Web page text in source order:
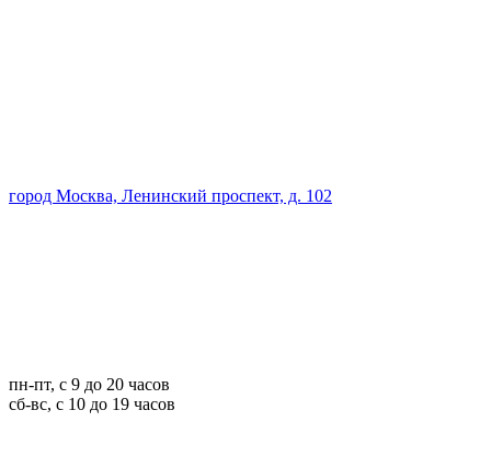
город Москва, Ленинский проспект, д. 102
пн-пт, с 9 до 20 часов
сб-вс, с 10 до 19 часов